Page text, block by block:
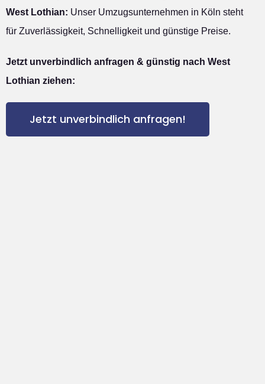
West Lothian: Unser Umzugsunternehmen in Köln steht
für Zuverlässigkeit, Schnelligkeit und günstige Preise.
Jetzt unverbindlich anfragen & günstig nach West
Lothian ziehen:
Jetzt unverbindlich anfragen!